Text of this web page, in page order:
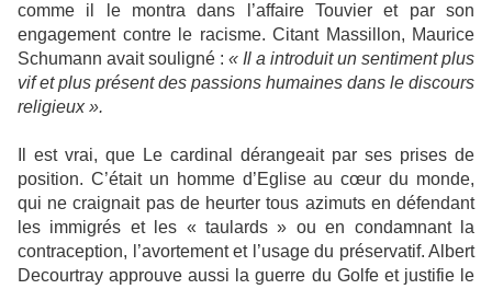
comme il le montra dans l’affaire Touvier et par son
engagement contre le racisme. Citant Massillon, Maurice
Schumann avait souligné : « Il a introduit un sentiment plus
vif et plus présent des passions humaines dans le discours
religieux ».
Il est vrai, que Le cardinal dérangeait par ses prises de
position. C’était un homme d’Eglise au cœur du monde,
qui ne craignait pas de heurter tous azimuts en défendant
les immigrés et les « taulards » ou en condamnant la
contraception, l’avortement et l’usage du préservatif. Albert
Decourtray approuve aussi la guerre du Golfe et justifie le